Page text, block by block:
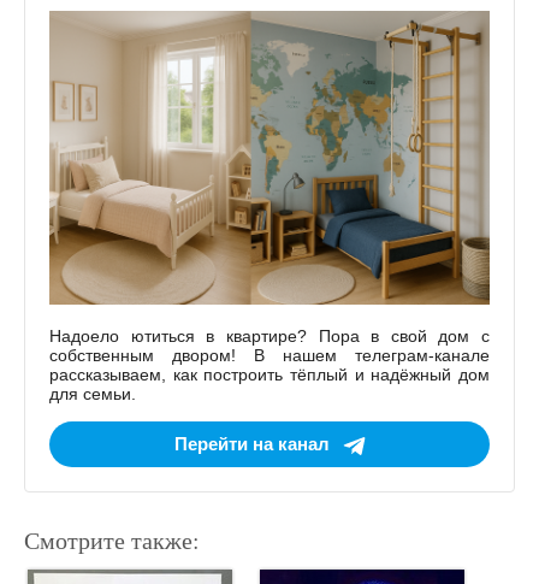
Надоело ютиться в квартире? Пора в свой дом с
собственным двором! В нашем телеграм-канале
рассказываем, как построить тёплый и надёжный дом
для семьи.
Перейти на канал
Смотрите также: